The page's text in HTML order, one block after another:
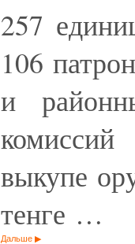
257
106
и
выкупе
тенге …
Дальше